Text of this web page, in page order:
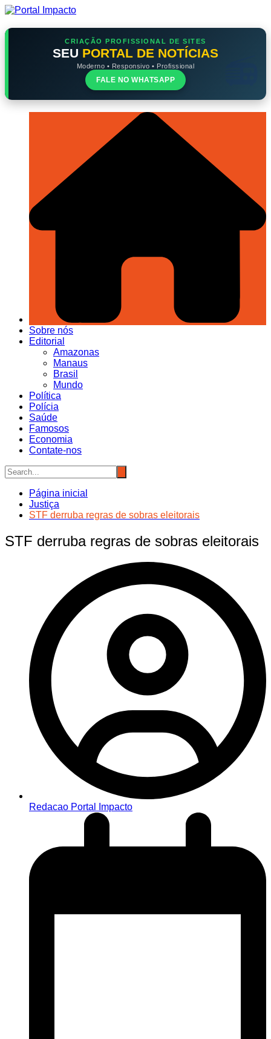
Ir
o
CRIAÇÃO PROFISSIONAL DE SITES
SEU PORTAL DE NOTÍCIAS
Moderno • Responsivo • Profissional
FALE NO WHATSAPP
Sobre nós
Editorial
Amazonas
Manaus
Brasil
Mundo
Política
Polícia
Saúde
Famosos
Economia
Contate-nos
Página inicial
Justiça
STF derruba regras de sobras eleitorais
STF derruba regras de sobras eleitorais
Redacao Portal Impacto